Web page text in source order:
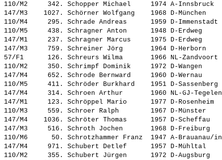
110/M2     342. Schopper Michael
1974 A-
147/M3    1027. Schörner Wolfgang
1968 D-
110/M4     295. Schrade Andreas
1959 D-
110/M5     438. Schragner Anton
1948 D-Erdweg
147/M1     237. Schragner Marcus
1975 D-Erdweg
147/M3     759. Schreiner Jörg
1964 D-Herborn
57/F1      126. Schreurs Wilma
1966 NL-
110/M2     350. Schrimpf Dominik
1972 D-
147/M4     652. Schrode Bernward
1960 D-
110/M5     411. Schröder Burkhard
1951 D-
147/M4     314. Schroen Arthur
1960 NL-GJ-
147/M1     123. Schröppel Mario
1977 D-
110/M3     559. Schroer Ralph
1967 D-
147/M4    1036. Schröter Thomas
1957 D-
147/M3     516. Schroth Jochen
1968 D-
110/M6      50. Schrotzhammer Franz
1947 A-
147/M4     971. Schubert Detlef
1957 D-
110/M2     355. Schubert Jürgen
1972 D-